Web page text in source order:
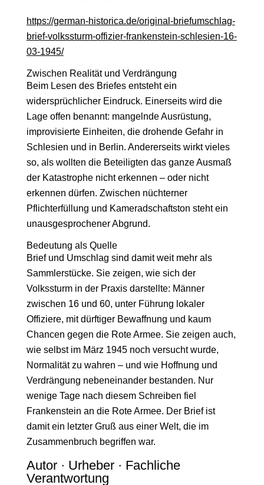
https://german-historica.de/original-briefumschlag-
brief-volkssturm-offizier-frankenstein-schlesien-16-
03-1945/
Zwischen Realität und Verdrängung
Beim Lesen des Briefes entsteht ein
widersprüchlicher Eindruck. Einerseits wird die
Lage offen benannt: mangelnde Ausrüstung,
improvisierte Einheiten, die drohende Gefahr in
Schlesien und in Berlin. Andererseits wirkt vieles
so, als wollten die Beteiligten das ganze Ausmaß
der Katastrophe nicht erkennen – oder nicht
erkennen dürfen. Zwischen nüchterner
Pflichterfüllung und Kameradschaftston steht ein
unausgesprochener Abgrund.
Bedeutung als Quelle
Brief und Umschlag sind damit weit mehr als
Sammlerstücke. Sie zeigen, wie sich der
Volkssturm in der Praxis darstellte: Männer
zwischen 16 und 60, unter Führung lokaler
Offiziere, mit dürftiger Bewaffnung und kaum
Chancen gegen die Rote Armee. Sie zeigen auch,
wie selbst im März 1945 noch versucht wurde,
Normalität zu wahren – und wie Hoffnung und
Verdrängung nebeneinander bestanden. Nur
wenige Tage nach diesem Schreiben fiel
Frankenstein an die Rote Armee. Der Brief ist
damit ein letzter Gruß aus einer Welt, die im
Zusammenbruch begriffen war.
Autor · Urheber · Fachliche
Verantwortung